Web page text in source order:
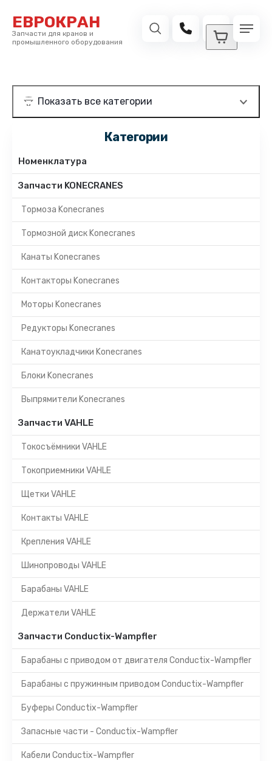
ЕВРОКРАН
Запчасти для кранов и
промышленного оборудования
Категории
Номенклатура
Запчасти KONECRANES
Тормоза Konecranes
Тормозной диск Konecranes
Канаты Konecranes
Контакторы Konecranes
Моторы Konecranes
Редукторы Konecranes
Канатоукладчики Konecranes
Блоки Konecranes
Выпрямители Konecranes
Запчасти VAHLE
Токосъёмники VAHLE
Токоприемники VAHLE
Щетки VAHLE
Контакты VAHLE
Крепления VAHLE
Шинопроводы VAHLE
Барабаны VAHLE
Держатели VAHLE
Запчасти Conductix-Wampfler
Барабаны с приводом от двигателя Conductix-Wampfler
Барабаны с пружинным приводом Conductix-Wampfler
Буферы Conductix-Wampfler
Запасные части - Conductix-Wampfler
Кабели Conductix-Wampfler